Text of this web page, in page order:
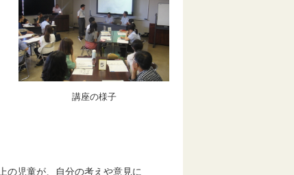
講座の様子
の児童が、自分の考えや意見に